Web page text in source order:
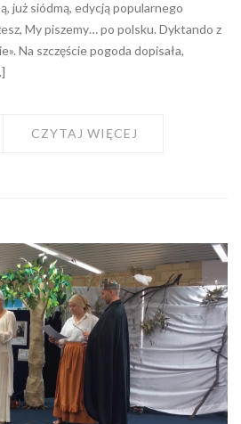
już siódmą, edycją popularnego
My piszemy… po polsku. Dyktando z
Na szczęście pogoda dopisała,
CZYTAJ WIĘCEJ